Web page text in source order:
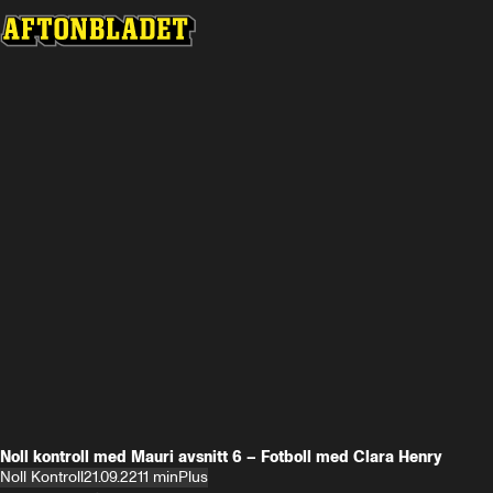
Noll kontroll med Mauri avsnitt 6 – Fotboll med Clara Henry
Noll Kontroll21.09.2211 minPlus